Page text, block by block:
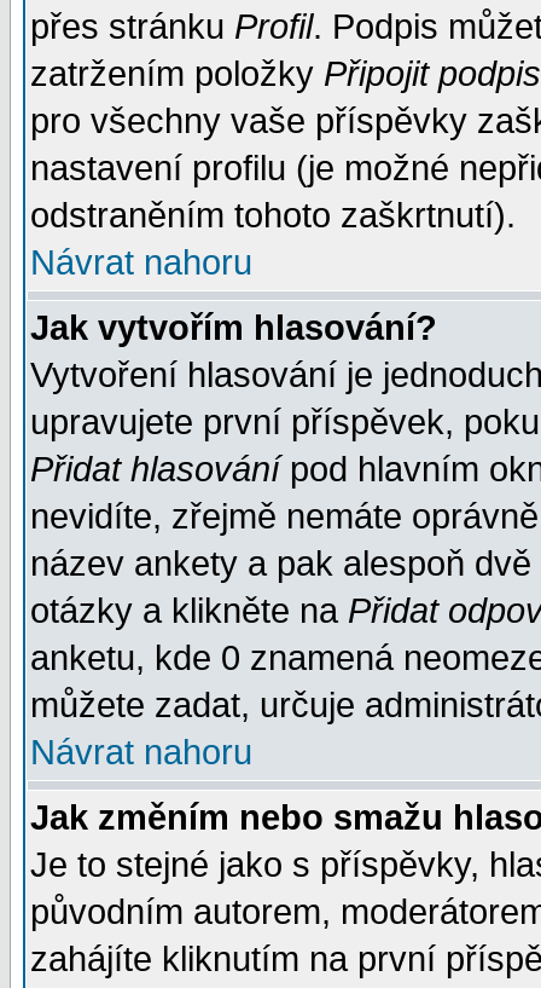
přes stránku Profil. Podpis
zatržením položky Připojit podpis
pro všechny vaše příspěvky
nastavení profilu (je možné
odstraněním tohoto zaškrtnutí).
Návrat nahoru
Jak vytvořím hlasování?
Vytvoření hlasování je
upravujete první příspěvek,
Přidat hlasovánípod hlavním
nevidíte, zřejmě nemáte
název ankety a pak alespoň
otázky a klikněte na Přidat
anketu, kde 0 znamená
můžete zadat, určuje
Návrat nahoru
Jak změním nebo smažu
Je to stejné jako s příspěvky,
původním autorem,
zahájíte kliknutím na první